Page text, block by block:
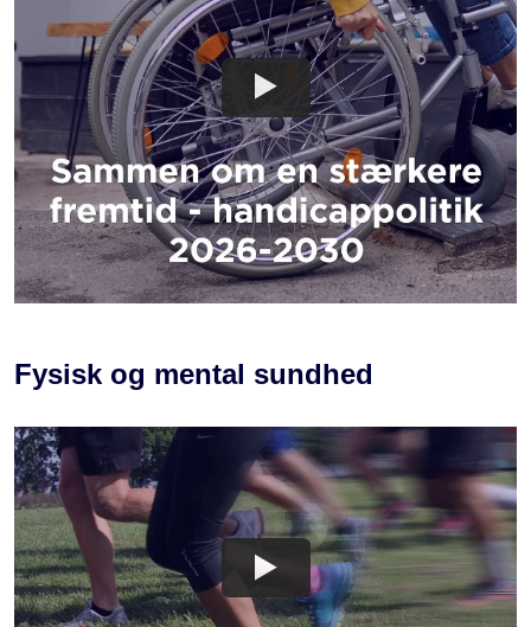
TILGÆNGELIGHED
Fysisk og mental sundhed